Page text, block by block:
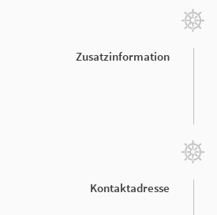
Zusatzinformation
Kontaktadresse